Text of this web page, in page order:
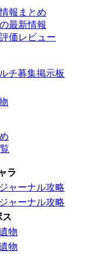
報まとめ
最新情報
価レビュー
チ募集掲示板
ラ
ジャーナル攻略
ジャーナル攻略
ス
物
物